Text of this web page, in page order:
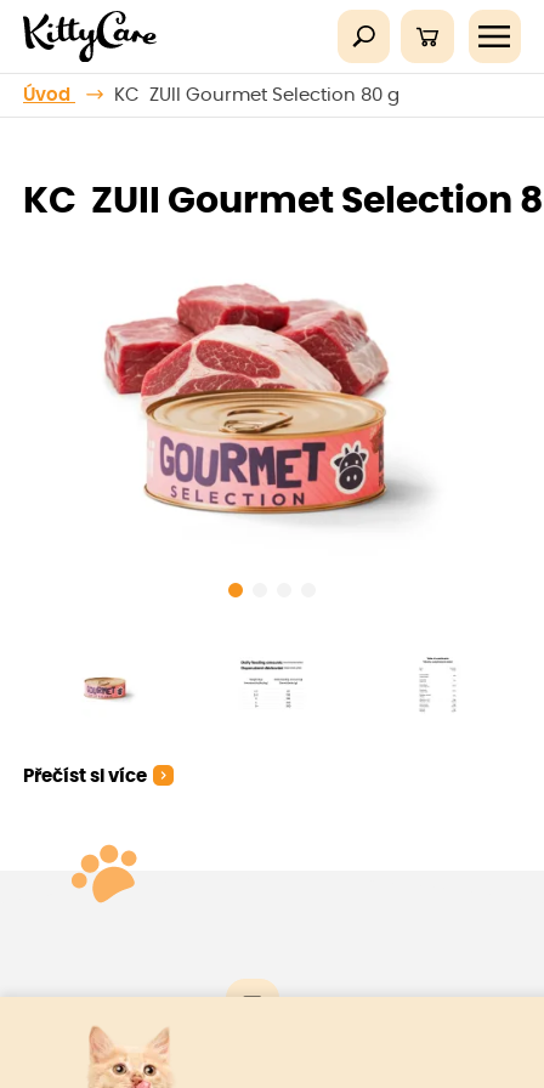
Úvod KC ZUII Gourmet Selection 80 g
KC ZUII Gourmet Selection
Přečíst si více